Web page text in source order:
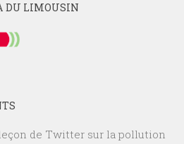
DU LIMOUSIN
de Twitter sur la pollution